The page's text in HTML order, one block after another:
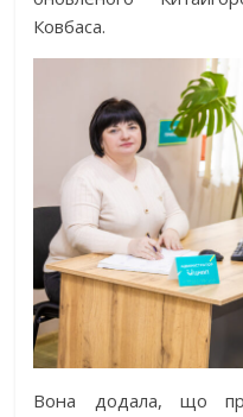
Ковбаса.
Вона додала, що